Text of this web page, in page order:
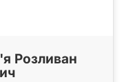
Розливан